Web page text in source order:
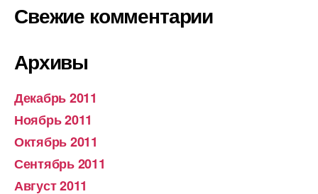
Свежие комментарии
Архивы
Декабрь 2011
Ноябрь 2011
Октябрь 2011
Сентябрь 2011
Август 2011